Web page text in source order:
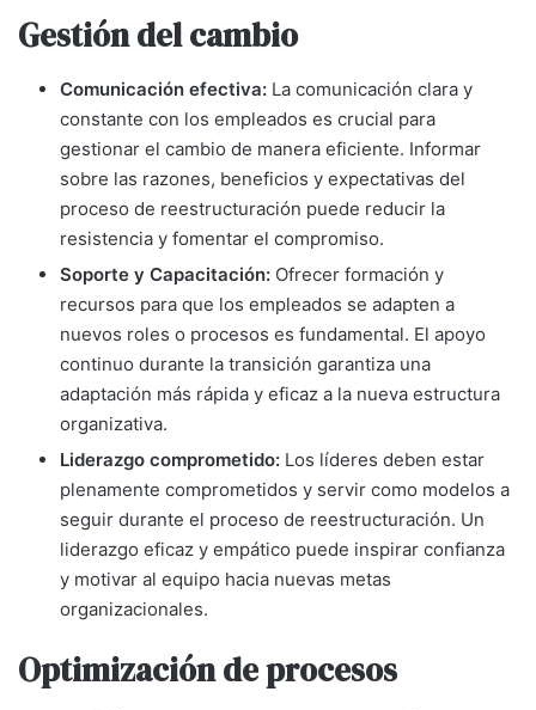
Gestión del cambio
Comunicación efectiva: La comunicación clara y
constante con los empleados es crucial para
gestionar el cambio de manera eficiente. Informar
sobre las razones, beneficios y expectativas del
proceso de reestructuración puede reducir la
resistencia y fomentar el compromiso.
Soporte y Capacitación: Ofrecer formación y
recursos para que los empleados se adapten a
nuevos roles o procesos es fundamental. El apoyo
continuo durante la transición garantiza una
adaptación más rápida y eficaz a la nueva estructura
organizativa.
Liderazgo comprometido: Los líderes deben estar
plenamente comprometidos y servir como modelos a
seguir durante el proceso de reestructuración. Un
liderazgo eficaz y empático puede inspirar confianza
y motivar al equipo hacia nuevas metas
organizacionales.
Optimización de procesos